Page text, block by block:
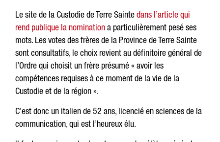
Le site de la Custodie de Terre Saintedans l’article qui
rend publique la nominationa particulièrement pesé ses
mots. Les votes des frères de la Province de Terre Sainte
sont consultatifs, le choix revient au définitoire général de
l’Ordre qui choisit un frère présumé « avoir les
compétences requises à ce moment de la vie de la
Custodie et de la région ».
C’est donc un italien de 52 ans, licencié en sciences de la
communication, qui est l’heureux élu.